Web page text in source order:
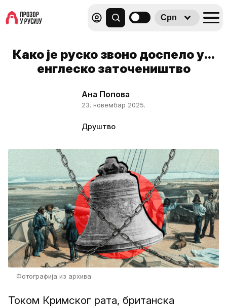
Срп
Како је руско звоно доспело у...
енглеско заточеништво
Ана Попова
23. новембар 2025.
Друштво
Фотографија из архива
Током Кримског рата, британска